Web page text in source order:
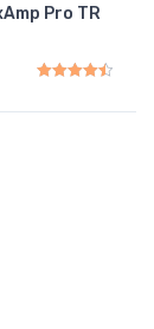
Pro TR